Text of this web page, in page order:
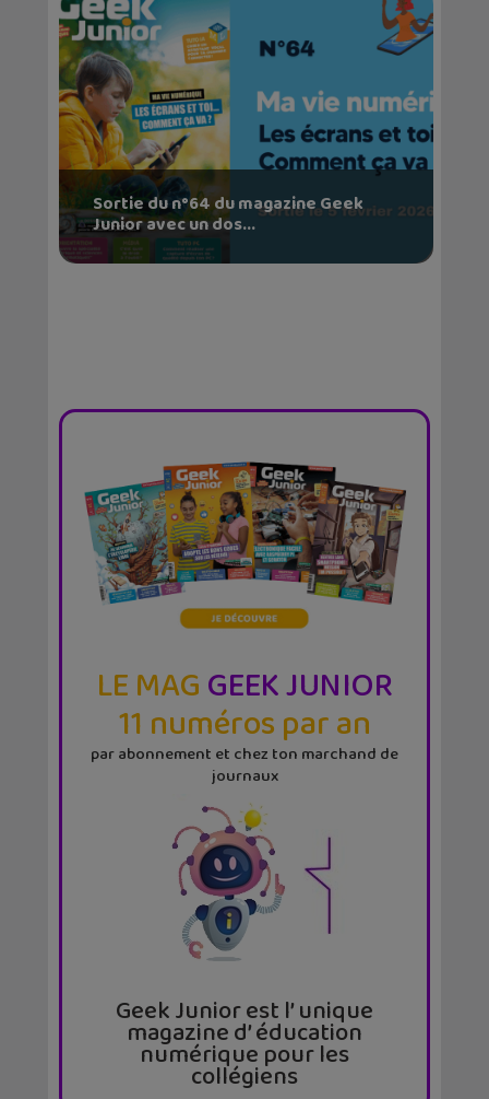
Sortie du n°64 du magazine Geek
Junior avec un dos...
LE MAGGEEK JUNIOR
11 numéros par an
par abonnement et chez ton marchand de
journaux
Geek Junior est l’ unique
magazine d’ éducation
numérique pour les
collégiens